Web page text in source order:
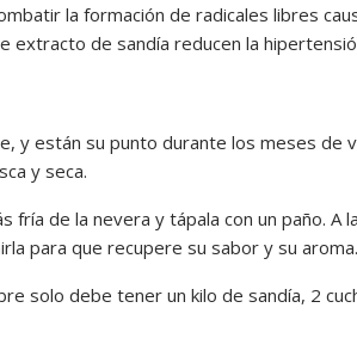
la formación de radicales libres
extracto de sandía reducen la
y están su punto durante los meses de
y seca.
fría de la nevera y tápala con un paño. A
para que recupere su sabor y su aroma.
solo debe tener un kilo de sandía, 2